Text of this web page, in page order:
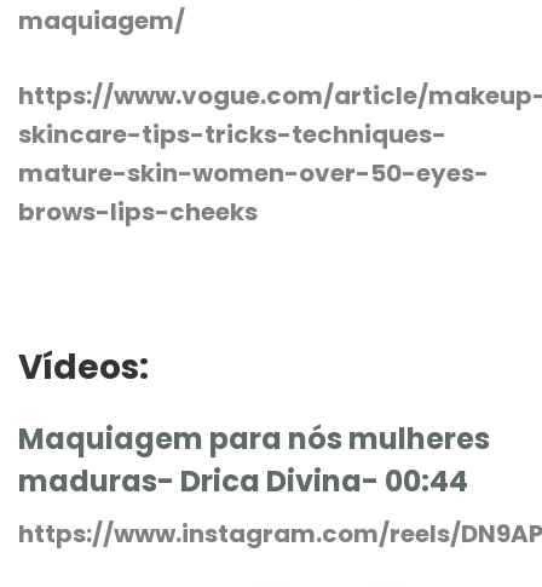
maquiagem/
https://www.vogue.com/article/
skincare-tips-tricks-techniques-
mature-skin-women-over-50-eyes-
brows-lips-cheeks
Vídeos:
Maquiagem para nós mulheres
maduras- Drica Divina- 00:44
https://www.instagram.com/reels/